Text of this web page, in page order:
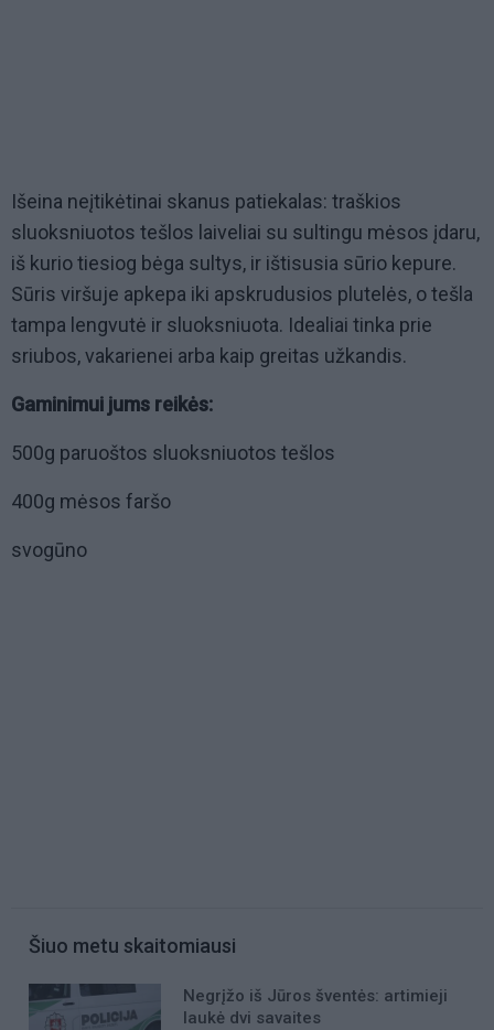
Išeina neįtikėtinai skanus patiekalas: traškios
sluoksniuotos tešlos laiveliai su sultingu mėsos įdaru,
iš kurio tiesiog bėga sultys, ir ištisusia sūrio kepure.
Sūris viršuje apkepa iki apskrudusios plutelės, o tešla
tampa lengvutė ir sluoksniuota. Idealiai tinka prie
sriubos, vakarienei arba kaip greitas užkandis.
Gaminimui jums reikės:
500g paruoštos sluoksniuotos tešlos
400g mėsos faršo
svogūno
Šiuo metu skaitomiausi
Negrįžo iš Jūros šventės: artimieji
laukė dvi savaites